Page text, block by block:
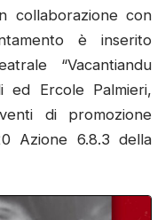
collaborazione con
è inserito
“Vacantiandu
Ercole Palmieri,
di promozione
Azione 6.8.3 della